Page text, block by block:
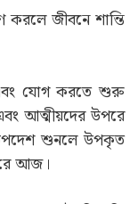
করলে জীবনে শান্তি
যোগ করতে শুরু
আত্মীয়দের উপরে
শুনলে উপকৃত
আজ।